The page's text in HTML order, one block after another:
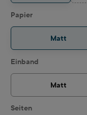
Papierauswählen
Matt
Einband
Matt
Seitenauswählen